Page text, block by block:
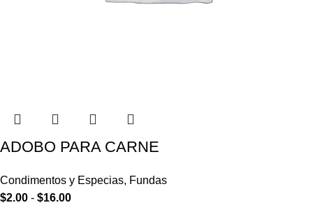
ADOBO PARA CARNE
Condimentos y Especias, Fundas
$2.00 - $16.00